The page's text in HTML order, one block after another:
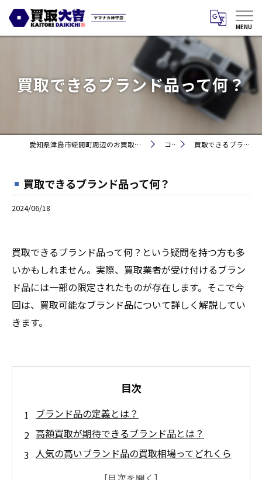
買取できるブランド品って何？
愛知県津島市蛭間町周辺のお買取りなら買取大吉 ヤマナカ神守店 コラム 買取できるブランド品って何？
買取できるブランド品って何？
2024/06/18
買取できるブランド品って何？という疑問を持つ方も多
いかもしれません。実際、買取業者が受け付けるブラン
ド品には一部の限定されたものが存在します。そこで今
回は、買取可能なブランド品について詳しく解説してい
きます。
目次
ブランド品の定義とは？
高額買取が期待できるブランド品とは？
人気の高いブランド品の買取相場ってどれくら